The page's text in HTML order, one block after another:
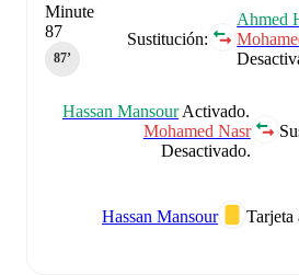
Sustitución:
Ahmed
Minute
87
87‎’‎
Hassan MansourActivado.
Mohamed Nasr
Desactivado.
Tarjeta
Hassan Mansour